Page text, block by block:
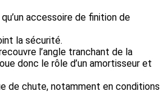
accessoire de finition de
la sécurité.
l’angle tranchant de la
donc le rôle d’un amortisseur et
de chute, notamment en conditions